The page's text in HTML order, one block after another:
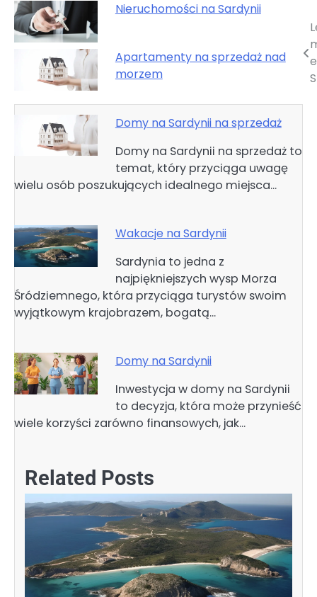
Nieruchomości na Sardynii
Apartamenty na sprzedaż nad
morzem
Domy na Sardynii na sprzedaż
Domy na Sardynii na sprzedaż to
temat, który przyciąga uwagę
wielu osób poszukujących idealnego miejsca…
Wakacje na Sardynii
Sardynia to jedna z
najpiękniejszych wysp Morza
Śródziemnego, która przyciąga turystów swoim
wyjątkowym krajobrazem, bogatą…
Domy na Sardynii
Inwestycja w domy na Sardynii
to decyzja, która może przynieść
wiele korzyści zarówno finansowych, jak…
Nawigacja
wpisu
Related Posts